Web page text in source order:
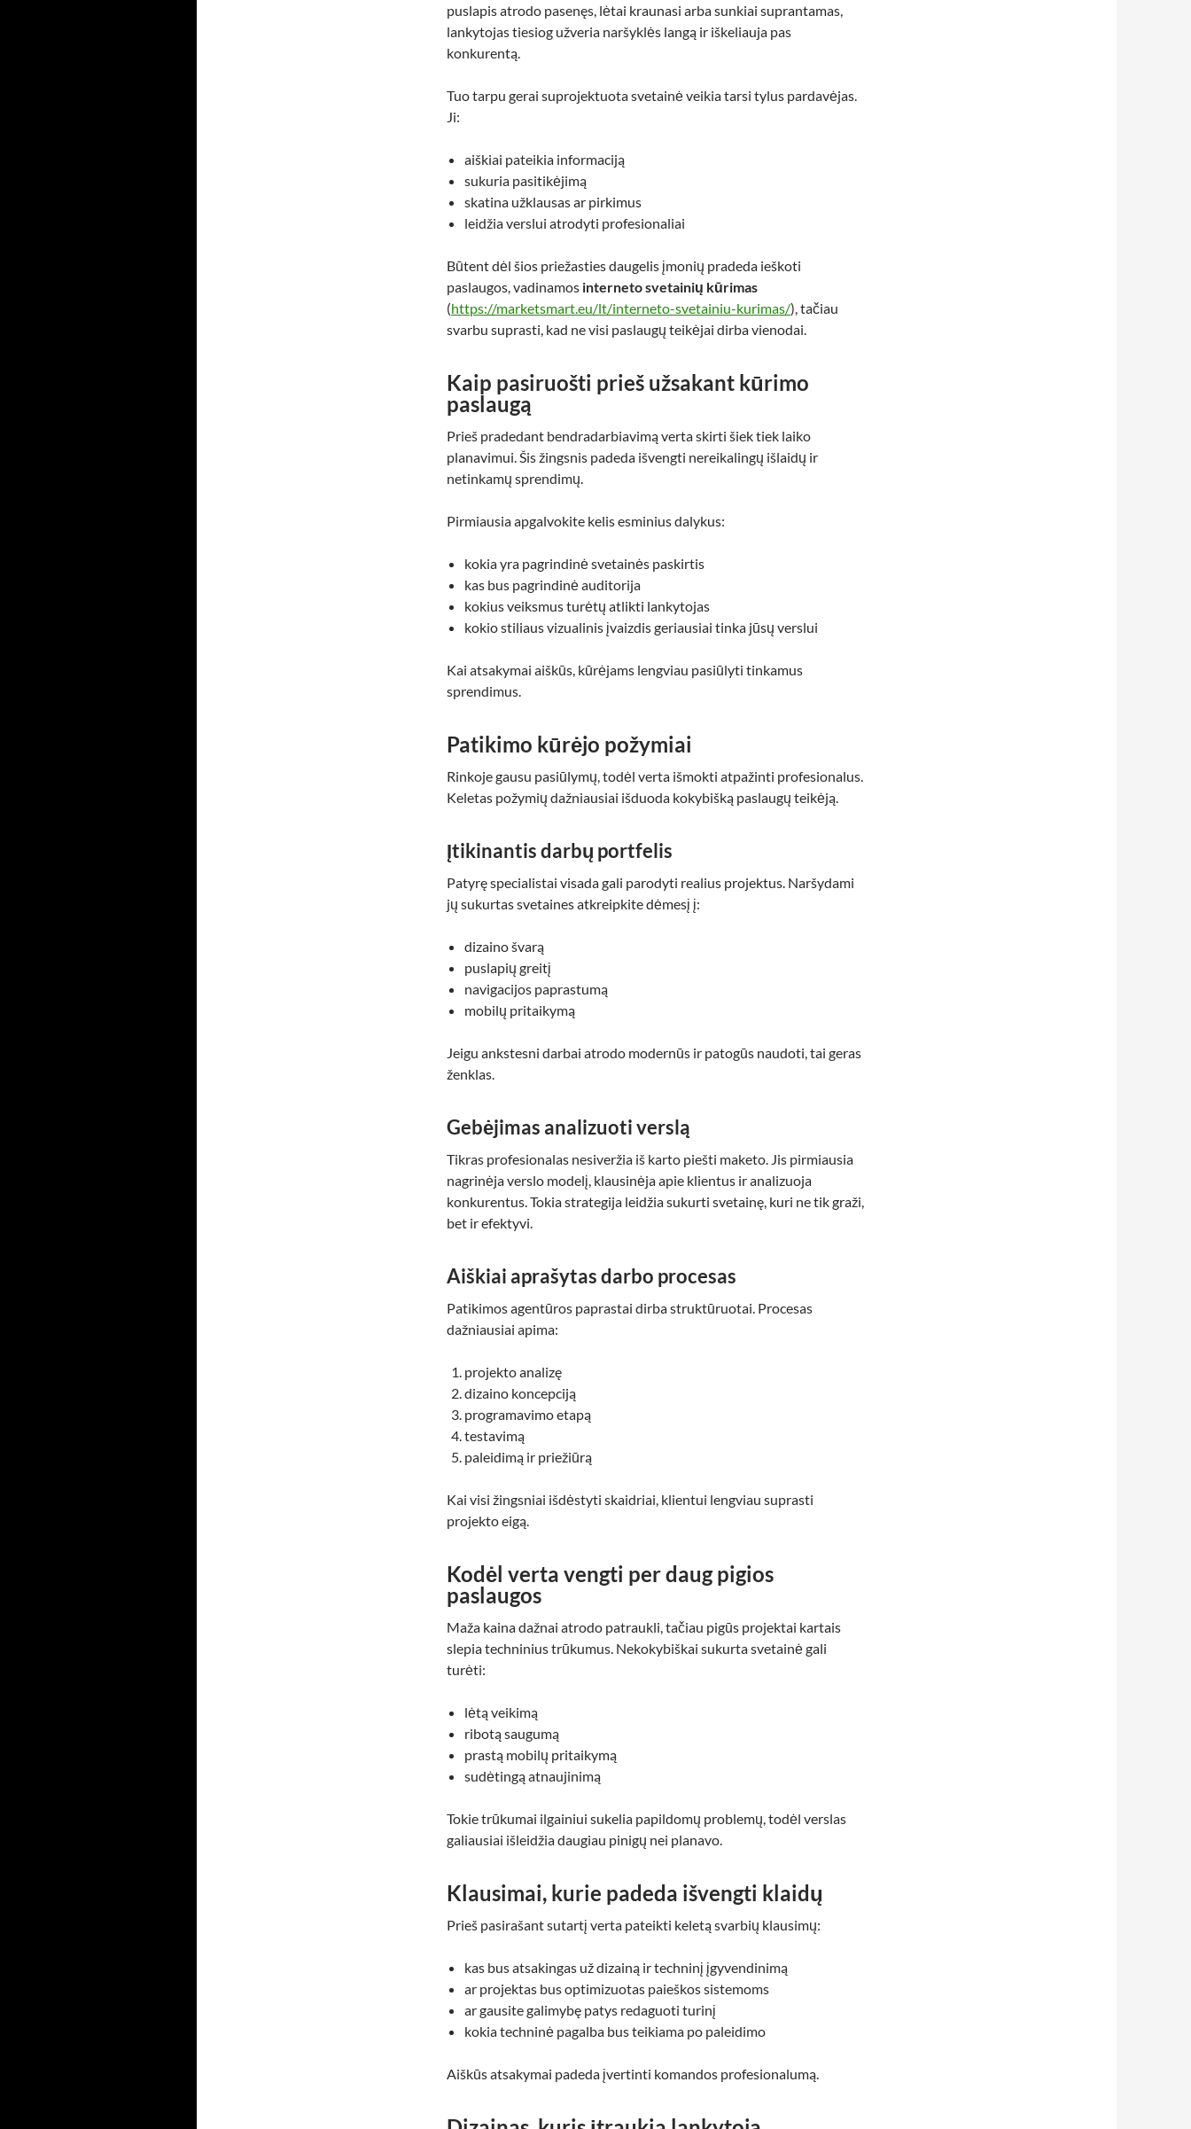
puslapis atrodo pasenęs, lėtai kraunasi arba sunkiai suprantamas,
lankytojas tiesiog užveria naršyklės langą ir iškeliauja pas
konkurentą.
Tuo tarpu gerai suprojektuota svetainė veikia tarsi tylus pardavėjas.
Ji:
aiškiai pateikia informaciją
sukuria pasitikėjimą
skatina užklausas ar pirkimus
leidžia verslui atrodyti profesionaliai
Būtent dėl šios priežasties daugelis įmonių pradeda ieškoti
paslaugos, vadinamos interneto svetainių kūrimas
(https://marketsmart.eu/lt/interneto-svetainiu-kurimas/), tačiau
svarbu suprasti, kad ne visi paslaugų teikėjai dirba vienodai.
Kaip pasiruošti prieš užsakant kūrimo
paslaugą
Prieš pradedant bendradarbiavimą verta skirti šiek tiek laiko
planavimui. Šis žingsnis padeda išvengti nereikalingų išlaidų ir
netinkamų sprendimų.
Pirmiausia apgalvokite kelis esminius dalykus:
kokia yra pagrindinė svetainės paskirtis
kas bus pagrindinė auditorija
kokius veiksmus turėtų atlikti lankytojas
kokio stiliaus vizualinis įvaizdis geriausiai tinka jūsų verslui
Kai atsakymai aiškūs, kūrėjams lengviau pasiūlyti tinkamus
sprendimus.
Patikimo kūrėjo požymiai
Rinkoje gausu pasiūlymų, todėl verta išmokti atpažinti profesionalus.
Keletas požymių dažniausiai išduoda kokybišką paslaugų teikėją.
Įtikinantis darbų portfelis
Patyrę specialistai visada gali parodyti realius projektus. Naršydami
jų sukurtas svetaines atkreipkite dėmesį į:
dizaino švarą
puslapių greitį
navigacijos paprastumą
mobilų pritaikymą
Jeigu ankstesni darbai atrodo modernūs ir patogūs naudoti, tai geras
ženklas.
Gebėjimas analizuoti verslą
Tikras profesionalas nesiveržia iš karto piešti maketo. Jis pirmiausia
nagrinėja verslo modelį, klausinėja apie klientus ir analizuoja
konkurentus. Tokia strategija leidžia sukurti svetainę, kuri ne tik graži,
bet ir efektyvi.
Aiškiai aprašytas darbo procesas
Patikimos agentūros paprastai dirba struktūruotai. Procesas
dažniausiai apima:
projekto analizę
dizaino koncepciją
programavimo etapą
testavimą
paleidimą ir priežiūrą
Kai visi žingsniai išdėstyti skaidriai, klientui lengviau suprasti
projekto eigą.
Kodėl verta vengti per daug pigios
paslaugos
Maža kaina dažnai atrodo patraukli, tačiau pigūs projektai kartais
slepia techninius trūkumus. Nekokybiškai sukurta svetainė gali
turėti:
lėtą veikimą
ribotą saugumą
prastą mobilų pritaikymą
sudėtingą atnaujinimą
Tokie trūkumai ilgainiui sukelia papildomų problemų, todėl verslas
galiausiai išleidžia daugiau pinigų nei planavo.
Klausimai, kurie padeda išvengti klaidų
Prieš pasirašant sutartį verta pateikti keletą svarbių klausimų:
kas bus atsakingas už dizainą ir techninį įgyvendinimą
ar projektas bus optimizuotas paieškos sistemoms
ar gausite galimybę patys redaguoti turinį
kokia techninė pagalba bus teikiama po paleidimo
Aiškūs atsakymai padeda įvertinti komandos profesionalumą.